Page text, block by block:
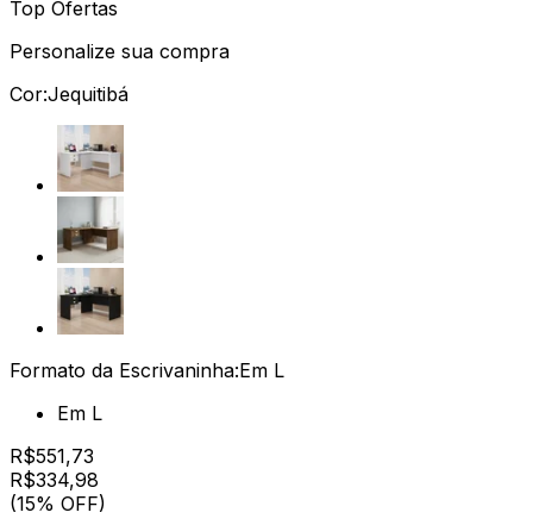
Top Ofertas
Personalize sua compra
Cor:Jequitibá
Formato da Escrivaninha:Em L
Em L
R$551,73
R$334,98
(15% OFF)